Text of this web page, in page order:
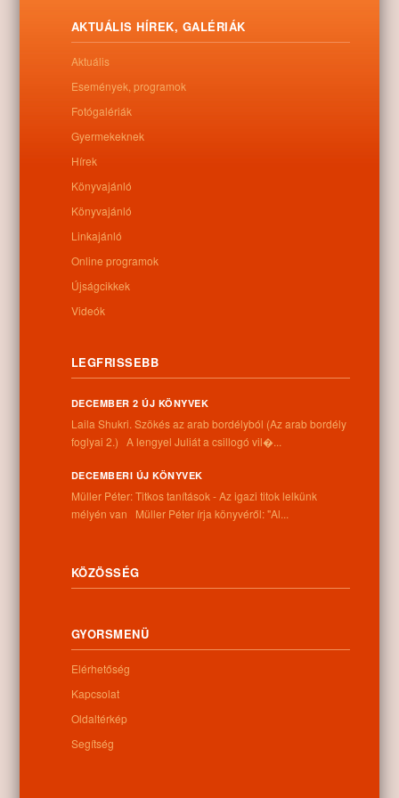
Letöltés
0
Kapcsolódó anyagok
Kategóriák:
Információk
4262 Nyíracsád, Kassai u. 4.
Telefon:
+36 52 206 031
Kedd: 9:00-12:00 13:00-16:30
Szerda: 9:00-12:00 13:00-16:30
Szombat: 9:00-12:00
Vasárnap: zárva
Hírlevél
AKTUÁLIS HÍREK, GALÉRIÁK
Aktuális
Események, programok
Fotógalériák
Gyermekeknek
Hírek
Könyvajánló
Könyvajánló
Linkajánló
Online programok
Újságcikkek
Videók
LEGFRISSEBB
DECEMBER 2 ÚJ KÖNYVEK
Laila Shukri. Szökés ​az arab bordélyból (Az arab bordély
foglyai 2.) A lengyel Juliát a csillogó vil�...
DECEMBERI ÚJ KÖNYVEK
Müller Péter: Titkos tanítások - Az igazi titok lelkünk
mélyén van Müller Péter írja könyvéről: "Al...
KÖZÖSSÉG
GYORSMENÜ
Elérhetőség
Kapcsolat
Oldaltérkép
Segítség